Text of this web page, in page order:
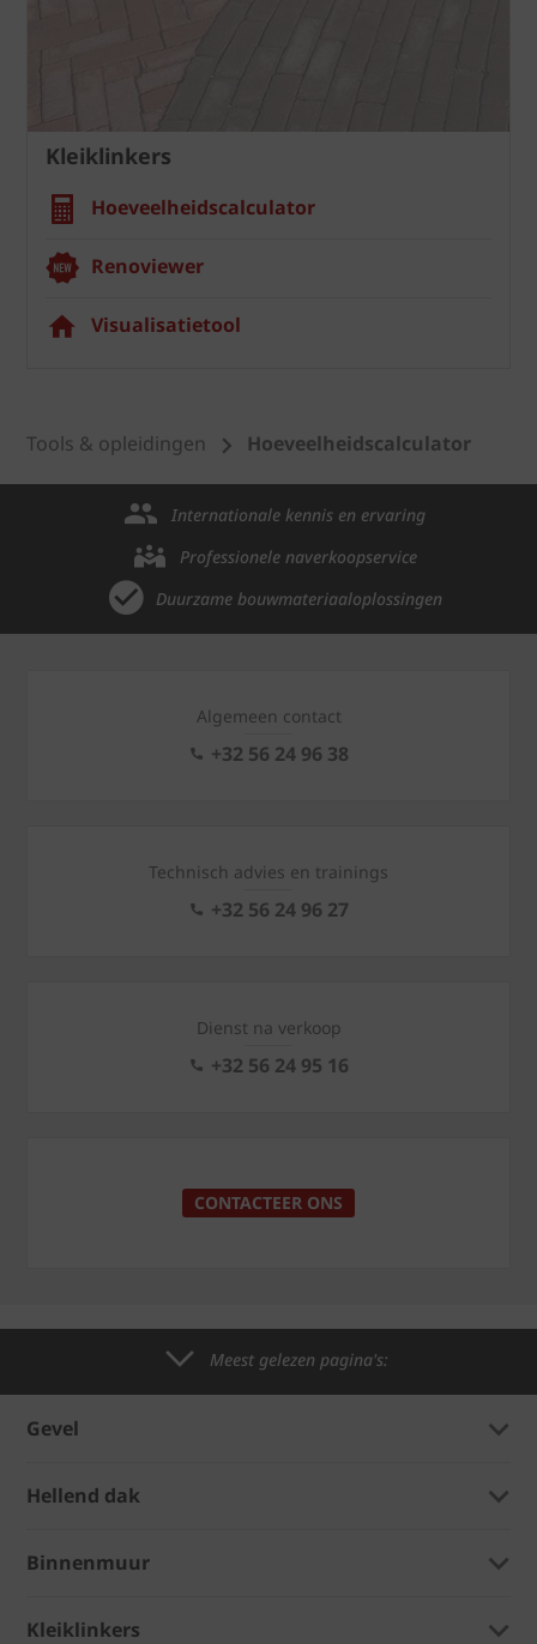
Kleiklinkers
Hoeveelheidscalculator
Renoviewer
Visualisatietool
Tools & opleidingen Hoeveelheidscalculator
Internationale kennis en ervaring
Professionele naverkoopservice
Duurzame bouwmateriaaloplossingen
Algemeen contact
+32 56 24 96 38
Technisch advies en trainings
+32 56 24 96 27
Dienst na verkoop
+32 56 24 95 16
CONTACTEER ONS
Meest gelezen pagina's:
Gevel
Hellend dak
Binnenmuur
Kleiklinkers